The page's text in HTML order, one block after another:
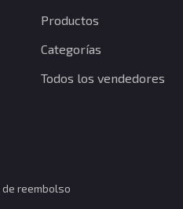
Productos
Categorías
Todos los vendedores
reembolso